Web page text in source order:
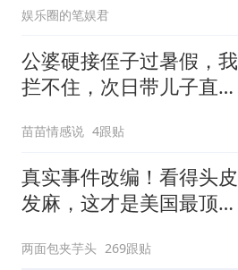
娱乐圈的笔娱君
公婆硬接侄子过暑假，我
拦不住，次日带儿子直飞
苗苗情感说 4跟贴
真实事件改编！看得头皮
发麻，这才是美国最顶级
两面包夹芋头 269跟贴